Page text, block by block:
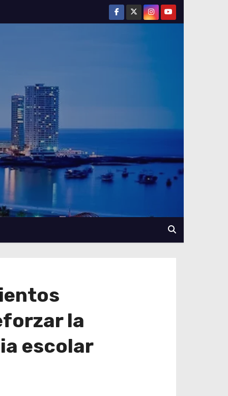
la
escolar